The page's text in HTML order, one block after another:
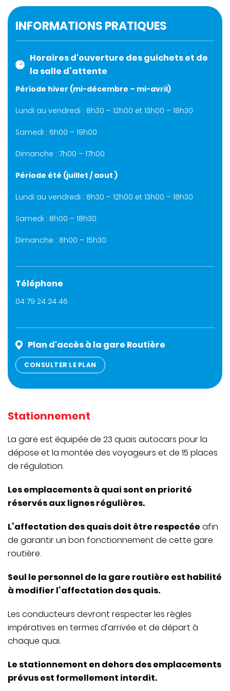
Stationnement
La gare est équipée de 23 quais autocars pour la
dépose et la montée des voyageurs et de 15 places
de régulation.
Les emplacements à quai sont en priorité
réservés aux lignes régulières.
L’affectation des quais doit être respectée afin
de garantir un bon fonctionnement de cette gare
routière.
Seul le personnel de la gare routière est habilité
à modifier l’affectation des quais.
Les conducteurs devront respecter les règles
impératives en termes d’arrivée et de départ à
chaque quai.
Le stationnement en dehors des emplacements
prévus est formellement interdit.
INFORMATIONS PRATIQUES
Horaires d'ouverture des guichets et de
la salle d’attente
Période hiver (mi-décembre – mi-avril)
Lundi au vendredi : 8h30 – 12h00 et 13h00 – 18h30
Samedi : 6h00 – 19h00
Dimanche : 7h00 – 17h00
Période été (juillet / aout )
Lundi au vendredi : 8h30 – 12h00 et 13h00 – 18h30
Samedi : 8h00 – 18h30
Dimanche : 8h00 – 15h30
Téléphone
04 79 24 24 46
Plan d'accès à la gare Routière
CONSULTER LE PLAN